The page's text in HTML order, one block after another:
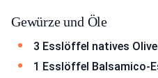
Gewürze und Öle
3 Esslöffel natives
1 Esslöffel Balsamico-